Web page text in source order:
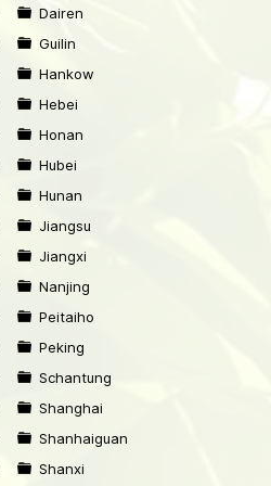
Dairen
Guilin
Hankow
Hebei
Honan
Hubei
Hunan
Jiangsu
Jiangxi
Nanjing
Peitaiho
Peking
Schantung
Shanghai
Shanhaiguan
Shanxi